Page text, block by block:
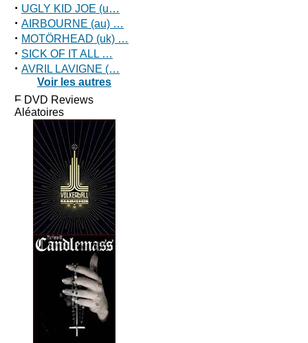
· UGLY KID JOE (u…
· AIRBOURNE (au) …
· MOTÖRHEAD (uk) …
· SICK OF IT ALL …
· AVRIL LAVIGNE (…
Voir les autres
DVD Reviews
Aléatoires